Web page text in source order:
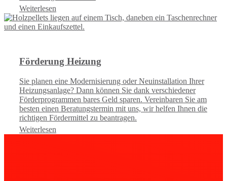
Weiterlesen
Förderung Heizung
Sie planen eine Modernisierung oder Neuinstallation Ihrer
Heizungsanlage? Dann können Sie dank verschiedener
Förderprogrammen bares Geld sparen. Vereinbaren Sie am
besten einen Beratungstermin mit uns, wir helfen Ihnen die
richtigen Fördermittel zu beantragen.
Weiterlesen